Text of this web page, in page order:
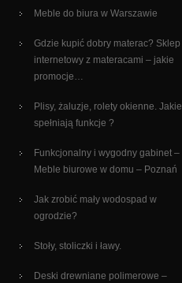
Meble do biura w Warszawie
Gdzie kupić dobry materac? Sklep
internetowy z materacami – jakie
promocje…
Plisy, żaluzje, rolety okienne. Jakie
spełniają funkcje ?
Funkcjonalny i wygodny gabinet –
Meble biurowe w domu – Poznań
Jak zrobić mały wodospad w
ogrodzie?
Stoły, stoliczki i ławy.
Deski drewniane polimerowe –